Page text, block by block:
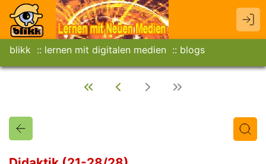
blikk lernen mit digitalen medien blogs